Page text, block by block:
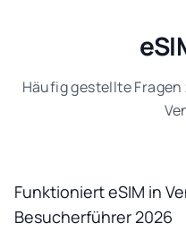
Häufig gestellte
Funktioniert eSIM in
Besucherführer 2026